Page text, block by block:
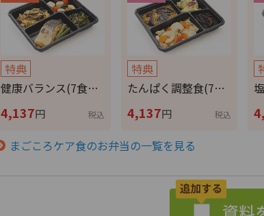
特典
健康バランス(7食…
4,137円 税込
特典
たんぱく調整食(7…
4,137円 税込
まごころケア食のお弁当の一覧を見る